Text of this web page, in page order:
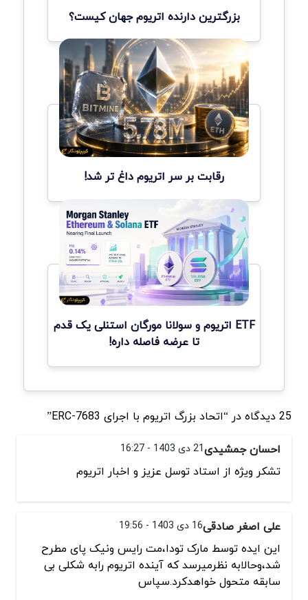
بزرگترین دارنده اتریوم جهان کیست؟
رقابت بر سر اتریوم داغ تر شد!
ETF اتریوم و سولانا مورگان استنلی یک قدم
تا عرضه فاصله داره!
25 دیدگاه در “اتحاد بزرگ اتریوم با اجرای ERC-7683”
احسان جمشیدی21 دی 1403 - 16:27
تشکر ویژه از استاد توسل عزیز و اخبار اتریوم
علی اصغر صادقی16 دی 1403 - 19:56
این ایده توسط مارک تودا،مت رایس ونیک پای مطرح
شد،وحالابه نظرمیرسد که آینده اتریوم رابه شکلی بی
سابقه متحول خواهدکرد.سپاس